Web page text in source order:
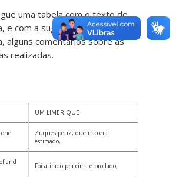
uma tabela com o texto de
e com a sugestão de tradução à
alguns comentários sobre as
realizadas.
UM LIMERIQUE
Zuques petiz, que não era
estimado,
and
Foi atirado pra cima e pro lado;